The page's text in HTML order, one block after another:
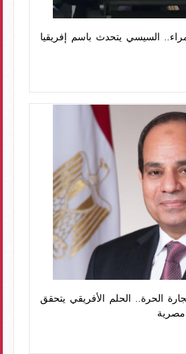
السيسي يتحدث باسم إفريقيا
الحرة.. الحلم الأفريقي يتحقق
مصرية